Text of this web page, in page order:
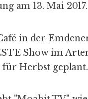
am 13. Mai 2017.
in der
Show im
Herbst geplant.